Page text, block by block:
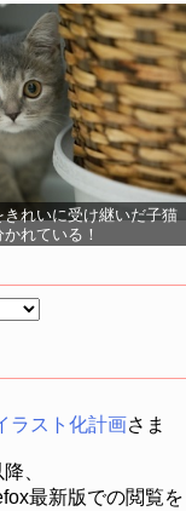
きれいに受け継いだ子猫
れている！
ラスト化計画さま
、
最新版での閲覧を